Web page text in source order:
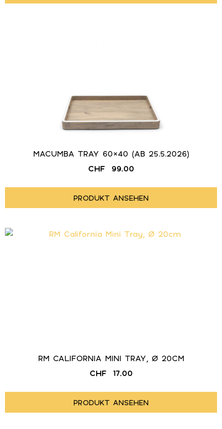
MACUMBA TRAY 60×40 (AB 25.5.2026)
CHF
99.00
PRODUKT ANSEHEN
RM CALIFORNIA MINI TRAY, Ø 20CM
CHF
17.00
PRODUKT ANSEHEN